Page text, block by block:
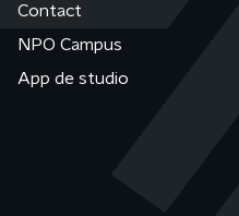
Contact
NPO Campus
App de studio